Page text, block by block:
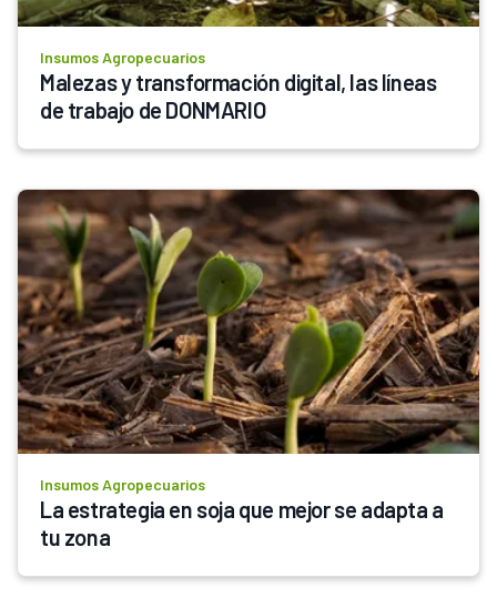
Insumos Agropecuarios
Malezas y transformación digital, las líneas
de trabajo de DONMARIO
Insumos Agropecuarios
La estrategia en soja que mejor se adapta a
tu zona